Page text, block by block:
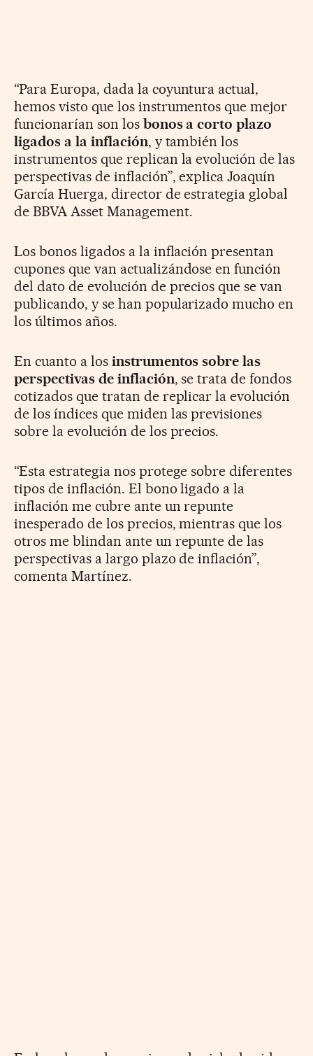
“Para Europa, dada la coyuntura actual,
hemos visto que los instrumentos que mejor
funcionarían son los bonos a corto plazo
ligados a la inflación, y también los
instrumentos que replican la evolución de las
perspectivas de inflación”, explica Joaquín
García Huerga, director de estrategia global
de BBVA Asset Management.
Los bonos ligados a la inflación presentan
cupones que van actualizándose en función
del dato de evolución de precios que se van
publicando, y se han popularizado mucho en
los últimos años.
En cuanto a los instrumentos sobre las
perspectivas de inflación, se trata de fondos
cotizados que tratan de replicar la evolución
de los índices que miden las previsiones
sobre la evolución de los precios.
“Esta estrategia nos protege sobre diferentes
tipos de inflación. El bono ligado a la
inflación me cubre ante un repunte
inesperado de los precios, mientras que los
otros me blindan ante un repunte de las
perspectivas a largo plazo de inflación”,
comenta Martínez.